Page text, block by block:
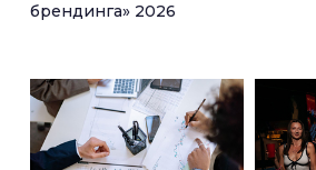
брендинга» 2026